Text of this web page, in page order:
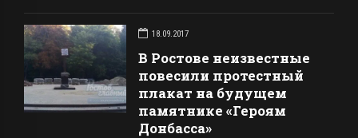
18.09.2017
В Ростове неизвестные
повесили протестный
плакат на будущем
памятнике «Героям
Донбасса»